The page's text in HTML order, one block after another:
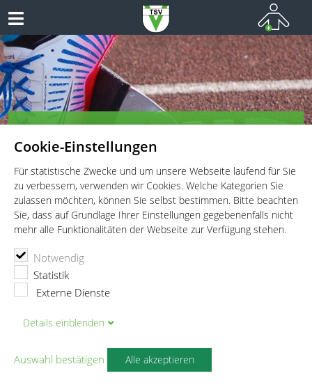
Cookie-Einstellungen
Für statistische Zwecke und um unsere Webseite laufend für Sie
zu verbessern, verwenden wir Cookies. Welche Kategorien Sie
zulassen möchten, können Sie selbst bestimmen. Bitte beachten
Sie, dass auf Grundlage Ihrer Einstellungen gegebenenfalls nicht
mehr alle Funktionalitäten der Webseite zur Verfügung stehen.
Notwendig
Statistik
Externe Dienste
Details einblenden
Auswahl bestätigen Alle akzeptieren
Leichtathletik für Wettkämpfer, Leistungssportler und
Freitzeitathleten
TSV Vaterstetten e.V.
Minis
BESCHREIBUNG